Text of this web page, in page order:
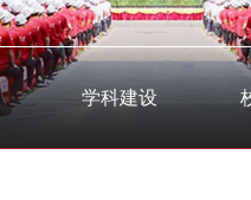
学科建设